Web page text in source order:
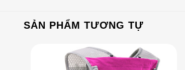
SẢN PHẨM TƯƠNG TỰ